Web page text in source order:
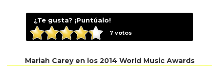
¿Te gusta? ¡Puntúalo!
7 votos
Mariah Carey en los 2014 World Music Awards